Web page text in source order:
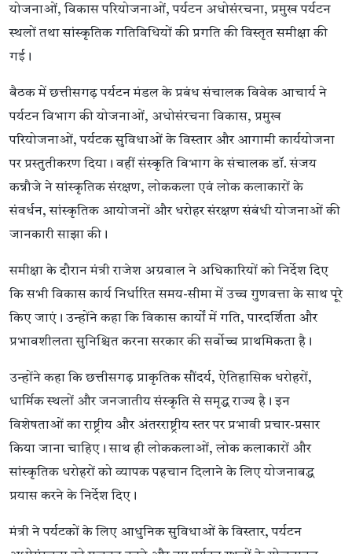
योजनाओं, विकास परियोजनाओं, पर्यटन अधोसंरचना, प्रमुख पर्यटन
स्थलों तथा सांस्कृतिक गतिविधियों की प्रगति की विस्तृत समीक्षा की
गई।
बैठक में छत्तीसगढ़ पर्यटन मंडल के प्रबंध संचालक विवेक आचार्य ने
पर्यटन विभाग की योजनाओं, अधोसंरचना विकास, प्रमुख
परियोजनाओं, पर्यटक सुविधाओं के विस्तार और आगामी कार्ययोजना
पर प्रस्तुतीकरण दिया। वहीं संस्कृति विभाग के संचालक डॉ. संजय
कन्नौजे ने सांस्कृतिक संरक्षण, लोककला एवं लोक कलाकारों के
संवर्धन, सांस्कृतिक आयोजनों और धरोहर संरक्षण संबंधी योजनाओं की
जानकारी साझा की।
समीक्षा के दौरान मंत्री राजेश अग्रवाल ने अधिकारियों को निर्देश दिए
कि सभी विकास कार्य निर्धारित समय-सीमा में उच्च गुणवत्ता के साथ पूरे
किए जाएं। उन्होंने कहा कि विकास कार्यों में गति, पारदर्शिता और
प्रभावशीलता सुनिश्चित करना सरकार की सर्वोच्च प्राथमिकता है।
उन्होंने कहा कि छत्तीसगढ़ प्राकृतिक सौंदर्य, ऐतिहासिक धरोहरों,
धार्मिक स्थलों और जनजातीय संस्कृति से समृद्ध राज्य है। इन
विशेषताओं का राष्ट्रीय और अंतरराष्ट्रीय स्तर पर प्रभावी प्रचार-प्रसार
किया जाना चाहिए। साथ ही लोककलाओं, लोक कलाकारों और
सांस्कृतिक धरोहरों को व्यापक पहचान दिलाने के लिए योजनाबद्ध
प्रयास करने के निर्देश दिए।
मंत्री ने पर्यटकों के लिए आधुनिक सुविधाओं के विस्तार, पर्यटन